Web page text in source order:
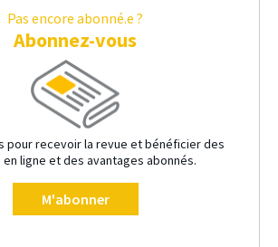
Pas encore abonné.e ?
Abonnez-vous
pour recevoir la revue et bénéficier des
ligne et des avantages abonnés.
M'abonner